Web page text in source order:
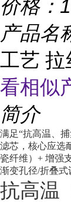
价格：
产品名
工艺 拉
看相似
简介
满足“抗高温、
滤芯，核心应选
瓷纤维）+ 增强
渐变孔径/折叠式
抗高温